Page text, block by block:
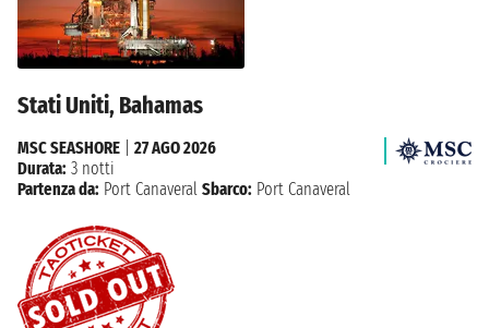
Stati Uniti, Bahamas
MSC SEASHORE
27 AGO 2026
Durata: 3 notti
Partenza da: Port Canaveral Sbarco: Port Canaveral